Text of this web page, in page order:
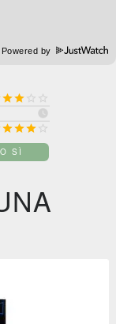
Powered by
  

 
SÌ